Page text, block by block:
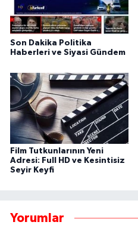
Son Dakika Politika
Haberleri ve Siyasi Gündem
Film Tutkunlarının Yeni
Adresi: Full HD ve Kesintisiz
Seyir Keyfi
Yorumlar